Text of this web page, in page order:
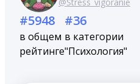
#5948
в общем
рейтинге
#36
в категории
"Психология"